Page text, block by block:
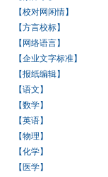
【校对网闲情】
【方言校标】
【网络语言】
【企业文字标准】
【报纸编辑】
【语文】
【数学】
【英语】
【物理】
【化学】
【医学】